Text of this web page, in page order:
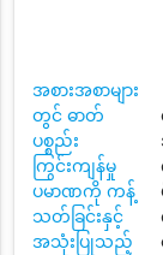
အစားအစာများ
တွင် ဓာတ်
ပစ္စည်း
ကြွင်းကျန်မှု
ပမာဏကို ကန့်
သတ်ခြင်းနှင့်
အသုံးပြုသည့်